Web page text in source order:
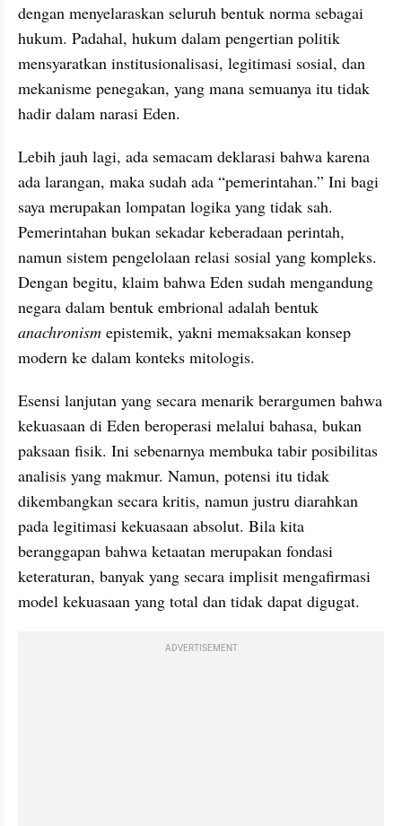
dengan menyelaraskan seluruh bentuk norma sebagai
hukum. Padahal, hukum dalam pengertian politik
mensyaratkan institusionalisasi, legitimasi sosial, dan
mekanisme penegakan, yang mana semuanya itu tidak
hadir dalam narasi Eden.
Lebih jauh lagi, ada semacam deklarasi bahwa karena
ada larangan, maka sudah ada “pemerintahan.” Ini bagi
saya merupakan lompatan logika yang tidak sah.
Pemerintahan bukan sekadar keberadaan perintah,
namun sistem pengelolaan relasi sosial yang kompleks.
Dengan begitu, klaim bahwa Eden sudah mengandung
anachronism epistemik, yakni memaksakan konsep
modern ke dalam konteks mitologis.
Esensi lanjutan yang secara menarik berargumen bahwa
kekuasaan di Eden beroperasi melalui bahasa, bukan
paksaan fisik. Ini sebenarnya membuka tabir posibilitas
analisis yang makmur. Namun, potensi itu tidak
dikembangkan secara kritis, namun justru diarahkan
pada legitimasi kekuasaan absolut. Bila kita
beranggapan bahwa ketaatan merupakan fondasi
keteraturan, banyak yang secara implisit mengafirmasi
model kekuasaan yang total dan tidak dapat digugat.
ADVERTISEMENT